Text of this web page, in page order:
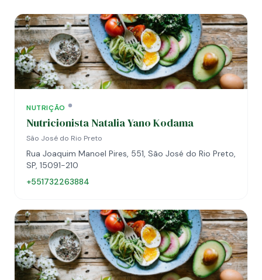
NUTRIÇÃO
Nutricionista Natalia Yano Kodama
São José do Rio Preto
Rua Joaquim Manoel Pires, 551, São José do Rio Preto,
SP, 15091-210
+551732263884